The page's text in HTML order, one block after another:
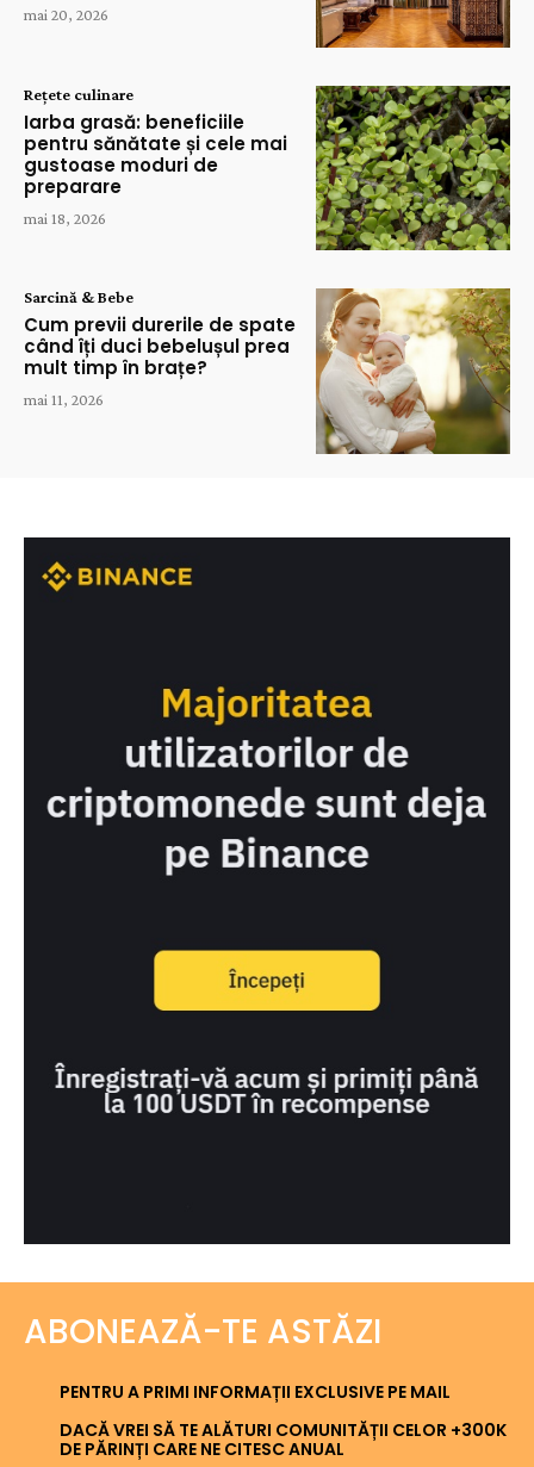
mai 20, 2026
Rețete culinare
Iarba grasă: beneficiile
pentru sănătate și cele mai
gustoase moduri de
preparare
mai 18, 2026
Sarcină & Bebe
Cum previi durerile de spate
când îți duci bebelușul prea
mult timp în brațe?
mai 11, 2026
ABONEAZĂ-TE ASTĂZI
PENTRU A PRIMI INFORMAȚII EXCLUSIVE PE MAIL
DACĂ VREI SĂ TE ALĂTURI COMUNITĂȚII CELOR +300K
DE PĂRINȚI CARE NE CITESC ANUAL